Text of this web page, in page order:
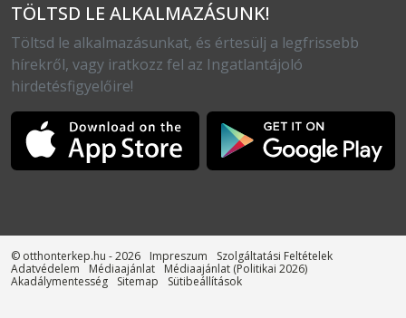
TÖLTSD LE ALKALMAZÁSUNK!
Töltsd le alkalmazásunkat, és értesülj a legfrissebb
hírekről, vagy iratkozz fel az Ingatlantájoló
hirdetésfigyelőire!
© otthonterkep.hu - 2026 Impreszum
Szolgáltatási Feltételek
Adatvédelem
Médiaajánlat
Médiaajánlat (Politikai 2026)
Akadálymentesség
Sitemap Sütibeállítások